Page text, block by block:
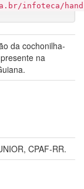
infoteca/
da cochonilha-
na
CPAF-RR.